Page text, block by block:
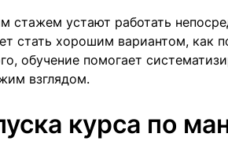
стажем устают работать
стать хорошим вариантом, как
обучение помогает
взглядом.
курса по